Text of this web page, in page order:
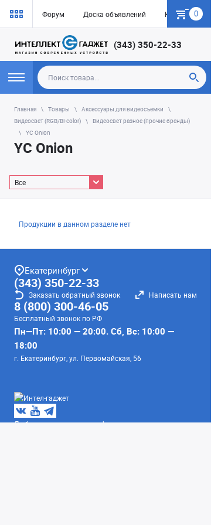
Форум Доска объявлений Как купить
0
(343) 350-22-33
Главная Товары
Аксессуары для видеосъемки
Видеосвет (RGB/Bi-color)
Видеосвет разное (прочие бренды)
YC Onion
YC Onion
Все
Продукции в данном разделе нет
Екатеринбург
(343) 350-22-33
Заказать обратный звонок Написать нам
8 (800) 300-46-05
Бесплатный звонок по РФ
Пн—Пт: 10:00 — 20:00. Сб, Вс: 10:00 —
18:00
г. Екатеринбург, ул. Первомайская, 56
Любое несоответствие информации о продукте на